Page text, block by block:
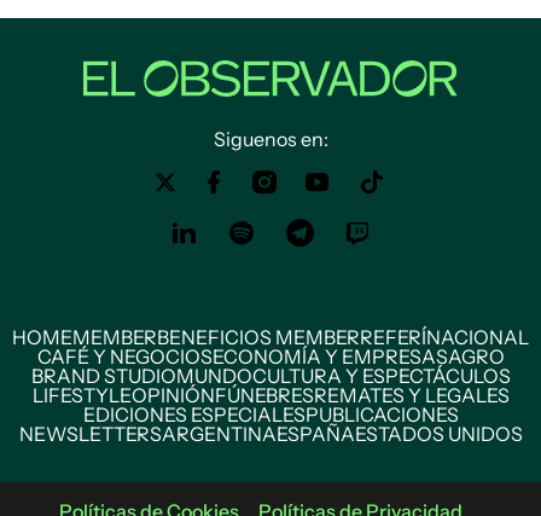
Siguenos en:
HOMEMEMBERBENEFICIOS MEMBERREFERÍNACIONAL
CAFÉ Y NEGOCIOSECONOMÍA Y EMPRESASAGRO
BRAND STUDIOMUNDOCULTURA Y ESPECTÁCULOS
LIFESTYLEOPINIÓNFÚNEBRESREMATES Y LEGALES
EDICIONES ESPECIALESPUBLICACIONES
NEWSLETTERSARGENTINAESPAÑAESTADOS UNIDOS
Políticas de Cookies Políticas de Privacidad